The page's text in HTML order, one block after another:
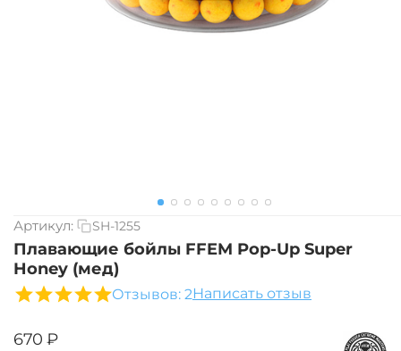
Артикул: SH-1255
Плавающие бойлы FFEM Pop-Up Super
Honey (мед)
Отзывов: 2Написать отзыв
‍670‍ ₽